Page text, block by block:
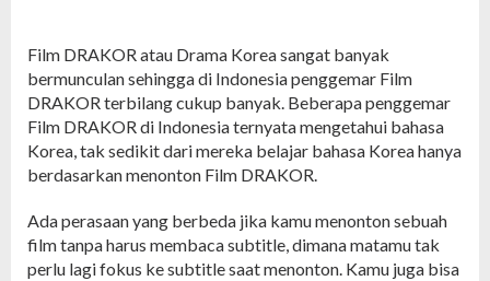
Film DRAKOR atau Drama Korea sangat banyak
bermunculan sehingga di Indonesia penggemar Film
DRAKOR terbilang cukup banyak. Beberapa penggemar
Film DRAKOR di Indonesia ternyata mengetahui bahasa
Korea, tak sedikit dari mereka belajar bahasa Korea hanya
berdasarkan menonton Film DRAKOR.
Ada perasaan yang berbeda jika kamu menonton sebuah
film tanpa harus membaca subtitle, dimana matamu tak
perlu lagi fokus ke subtitle saat menonton. Kamu juga bisa